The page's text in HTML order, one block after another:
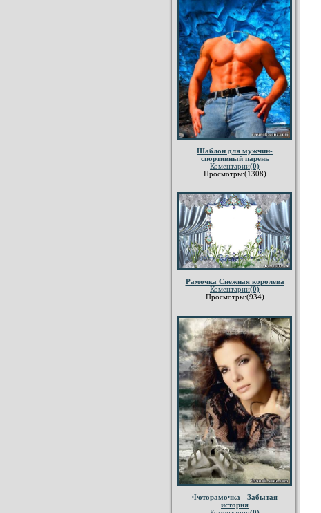
Шаблон для мужчин-
спортивный парень
Коментарии(0)
Просмотры:(1308)
Рамочка Снежная королева
Коментарии(0)
Просмотры:(934)
Фоторамочка - Забытая
история